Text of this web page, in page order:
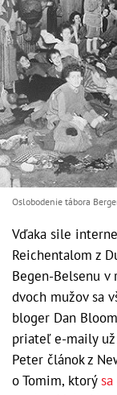
Oslobodenie tábora
Vďaka sile
Reichentalom z
Begen-Belsenu
dvoch mužov sa
bloger Dan
priateľ e-maily
Peter článok z
o Tomim, ktorý